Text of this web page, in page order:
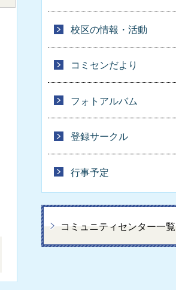
校区の情報・活動
コミセンだより
フォトアルバム
登録サークル
行事予定
コミュニティセンター一覧